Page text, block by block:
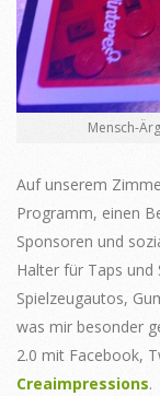
Mensch-
Auf unserem
Programm, einen
Sponsoren und
Halter für Taps und
Spielzeugautos,
was mir besonder
2.0 mit Facebook,
Creaimpressions.